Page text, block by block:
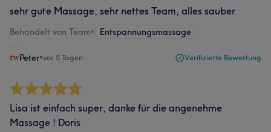
sehr gute Massage, sehr nettes Team, alles sauber
Behandelt von Team• Entspannungsmassage
Peter•vor 5 Tagen Verifizierte Bewertung
Lisa ist einfach super, danke für die angenehme
Massage ! Doris